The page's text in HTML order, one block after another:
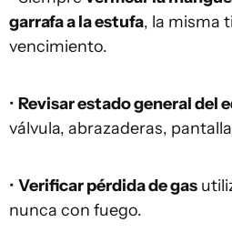
garrafa a la estufa, la misma
vencimiento.
• Revisar estado general del
válvula, abrazaderas,
• Verificar pérdida de gas
nunca con fuego.